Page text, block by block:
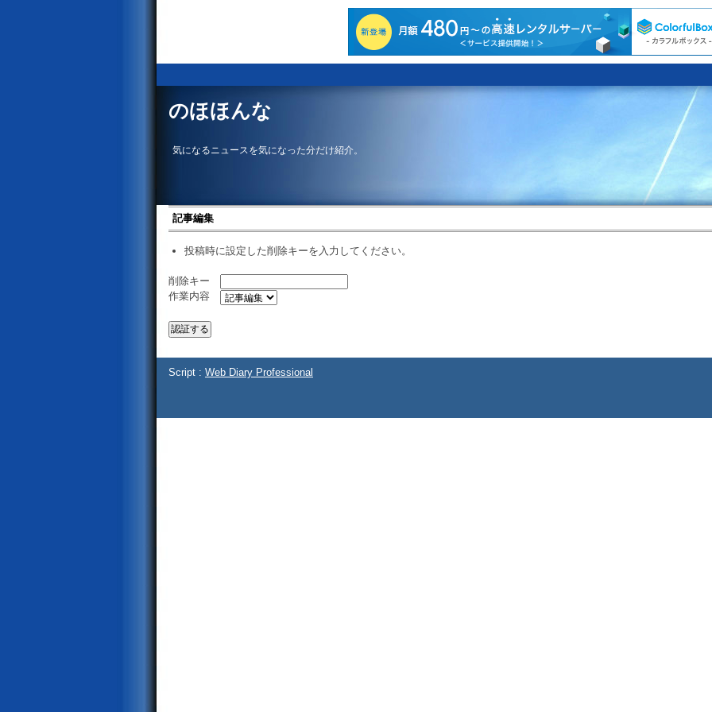
のほほんな
気になるニュースを気になった分だけ紹介。
記事編集
投稿時に設定した削除キーを入力してください。
削除キー
作業内容
Script : Web Diary Professional